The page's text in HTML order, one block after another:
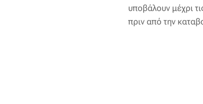
υποβάλουν μέχρι
πριν από την